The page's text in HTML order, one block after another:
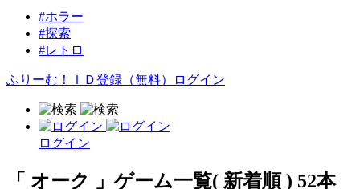
#ホラー
#探索
#レトロ
ふりーむ！ＩＤ登録（無料） ログイン
ログイン
「 オーク 」ゲーム一覧( 新着順 ) 52本